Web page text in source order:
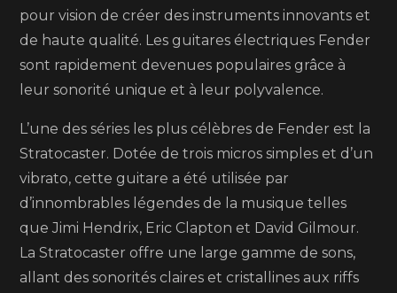
pour vision de créer des instruments innovants et
de haute qualité. Les guitares électriques Fender
sont rapidement devenues populaires grâce à
leur sonorité unique et à leur polyvalence.
L’une des séries les plus célèbres de Fender est la
Stratocaster. Dotée de trois micros simples et d’un
vibrato, cette guitare a été utilisée par
d’innombrables légendes de la musique telles
que Jimi Hendrix, Eric Clapton et David Gilmour.
La Stratocaster offre une large gamme de sons,
allant des sonorités claires et cristallines aux riffs